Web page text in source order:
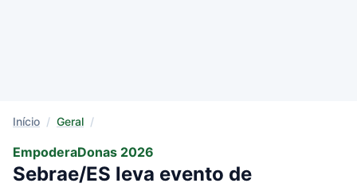
Início / Geral /
EmpoderaDonas 2026
Sebrae/ES leva evento de